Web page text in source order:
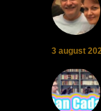
3 august